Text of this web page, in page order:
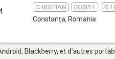
CHRISTIAN GOSPEL
Constanța, Romania
Blackberry, et d'autres